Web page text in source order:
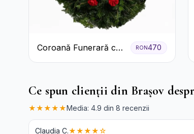
Coroană Funerară cu
Garoafe
RON470
Ce spun clienții din Brașov
★★★★★Media: 4.9 din 8 recenzii
Claudia C.★★★★☆